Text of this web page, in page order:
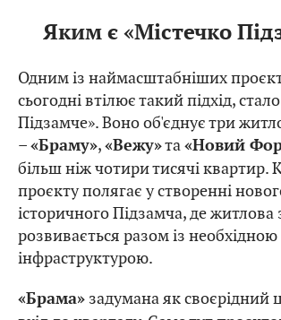
Яким є «Містечко
Одним із наймасштабніших
сьогодні втілює такий підхід,
Підзамче». Воно об'єднує три
–«Браму»,«Вежу»та«Новий
більш ніж чотири тисячі квартир.
проєкту полягає у створенні
історичного Підзамча, де житлова
розвивається разом із необхідною
інфраструктурою.
«Брама» задумана як своєрідний